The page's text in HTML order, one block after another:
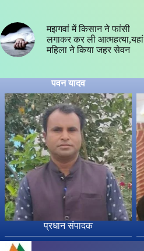
मझगवां में किसान ने फांसी
लगाकर कर ली आत्महत्या,यहां
महिला ने किया जहर सेवन
पवन यादव
प्रधान संपादक